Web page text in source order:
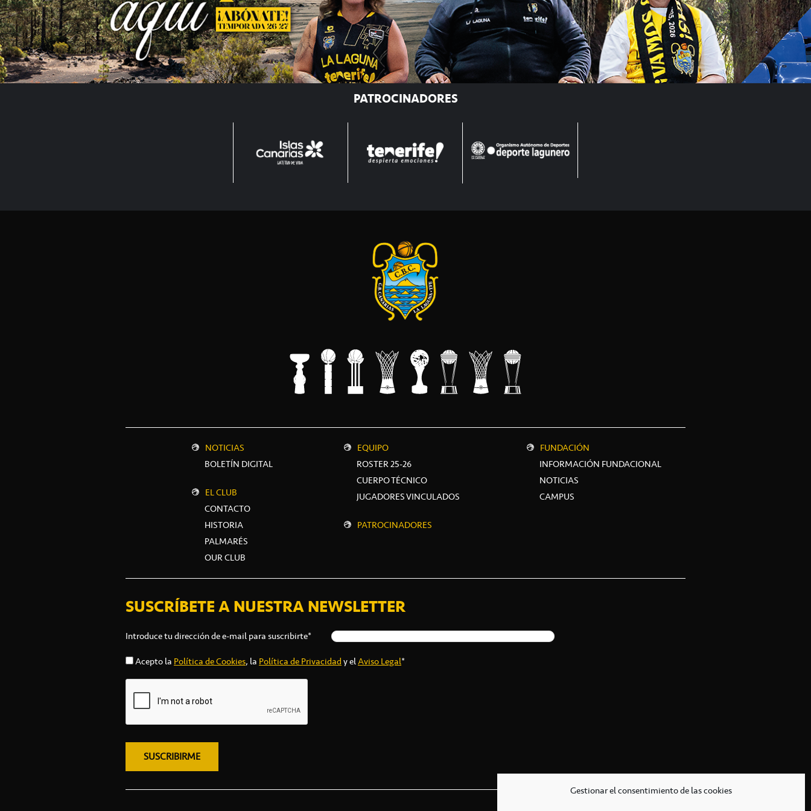
Gestionar el consentimiento de las cookies
PATROCINADORES
NOTICIAS
BOLETÍN DIGITAL
EL CLUB
CONTACTO
HISTORIA
PALMARÉS
OUR CLUB
EQUIPO
ROSTER 25-26
CUERPO TÉCNICO
JUGADORES VINCULADOS
PATROCINADORES
FUNDACIÓN
INFORMACIÓN FUNDACIONAL
NOTICIAS
CAMPUS
SUSCRÍBETE A NUESTRA NEWSLETTER
Introduce tu dirección de e-mail para suscribirte*
Acepto la Política de Cookies, la Política de Privacidady elAviso Legal*